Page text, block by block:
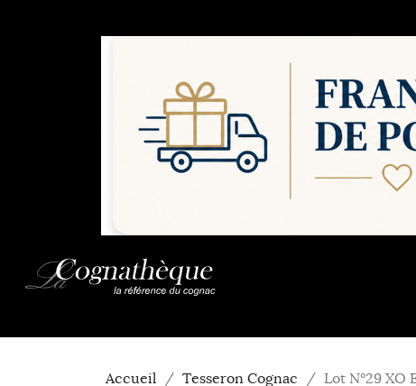
Accueil Tesseron Cognac Lot N°29 XO